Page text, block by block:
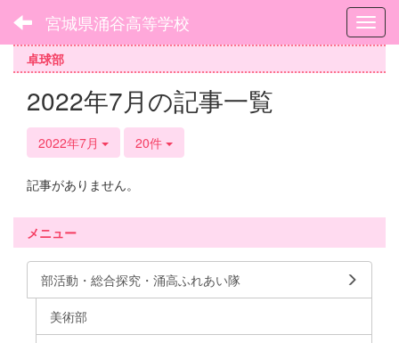
宮城県涌谷高等学校
卓球部
2022年7月の記事一覧
2022年7月 20件
記事がありません。
メニュー
部活動・総合探究・涌高ふれあい隊
美術部